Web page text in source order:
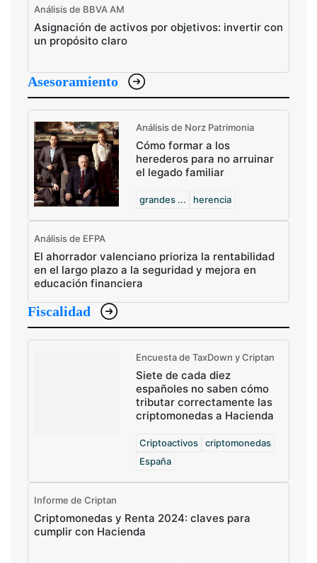
Análisis de BBVA AM
Asignación de activos por objetivos: invertir con
un propósito claro
Asesoramiento
Análisis de Norz Patrimonia
Cómo formar a los
herederos para no arruinar
el legado familiar
grandes ... herencia
Análisis de EFPA
El ahorrador valenciano prioriza la rentabilidad
en el largo plazo a la seguridad y mejora en
educación financiera
Fiscalidad
Encuesta de TaxDown y Criptan
Siete de cada diez
españoles no saben cómo
tributar correctamente las
criptomonedas a Hacienda
Criptoactivos
criptomonedas
España
Informe de Criptan
Criptomonedas y Renta 2024: claves para
cumplir con Hacienda